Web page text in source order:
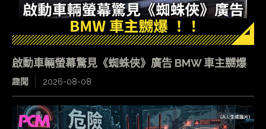
啟動車輛螢幕驚見《蜘蛛俠》廣告 BMW 車主嬲爆
趣聞 2026-08-08